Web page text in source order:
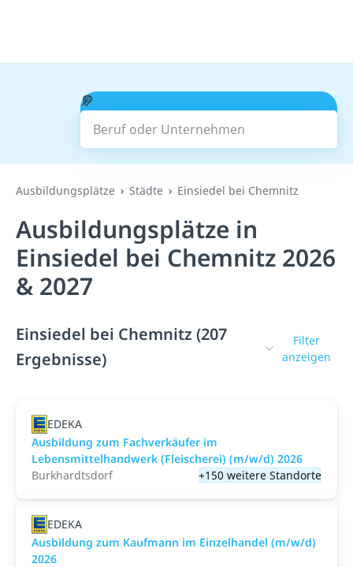
Beruf oder Unternehmen
Suchen
Ausbildungsplätze Städte Einsiedel bei Chemnitz
Ausbildungsplätze in
Einsiedel bei Chemnitz 2026
& 2027
Einsiedel bei Chemnitz (207
Ergebnisse)
Filter
anzeigen
EDEKA
Ausbildung zum Fachverkäufer im
Lebensmittelhandwerk (Fleischerei) (m/w/d) 2026
Burkhardtsdorf
+150 weitere Standorte
EDEKA
Ausbildung zum Kaufmann im Einzelhandel (m/w/d)
2026